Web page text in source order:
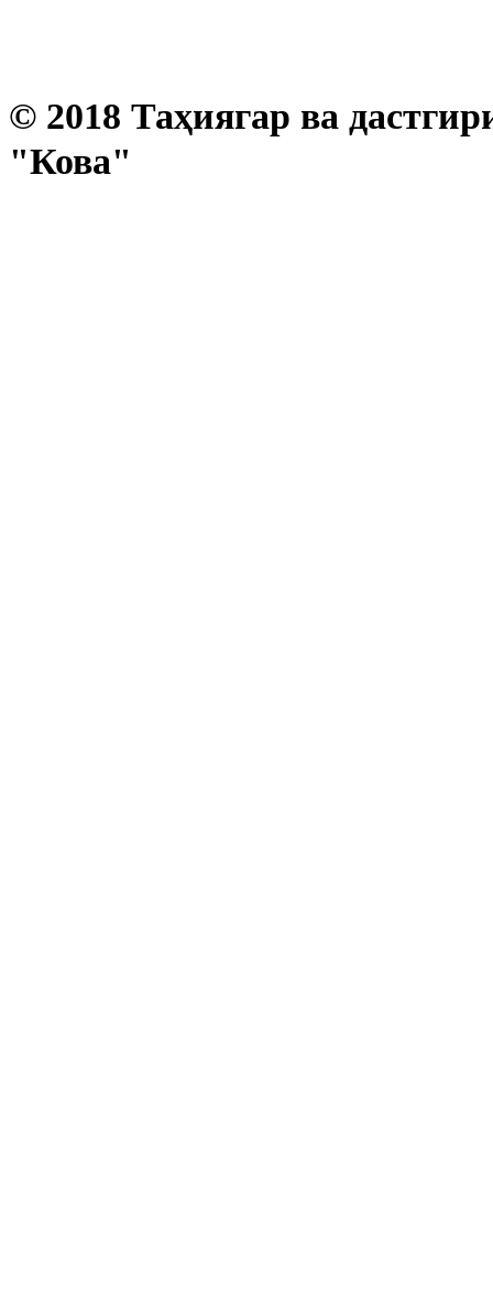
© 2018 Таҳиягар ва
"Кова"